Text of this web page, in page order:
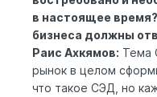
в настоящее
бизнеса должны
Раис Ахкямов: Тема
рынок в целом
что такое СЭД, но